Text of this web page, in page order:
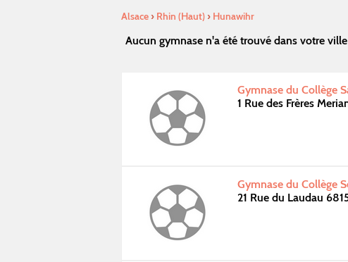
Alsace› Rhin (Haut)› Hunawihr
Aucun gymnase n'a été trouvé dans votre
Gymnase du Collège
1 Rue des Frères
Gymnase du Collège
21 Rue du Laudau